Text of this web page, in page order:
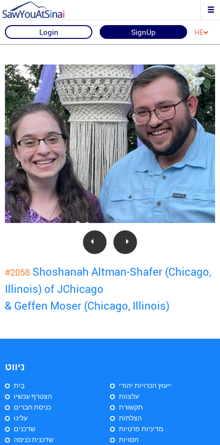
Login SignUp HE
#2058 Shoshanah Altman-Shafer (Chicago,
Illinois) of JChicago
& Geffen Moser (Chicago, Illinois)
ניווט
בַּיִת
הצטרף עכשיו
כניסת חברים
עלינו
שדכנים
שדכנית כניסה
ייעוץ הכרויות יהודי
עלצוות
תקשורת
הצלחות
מדיניות פרטיות
חסויות